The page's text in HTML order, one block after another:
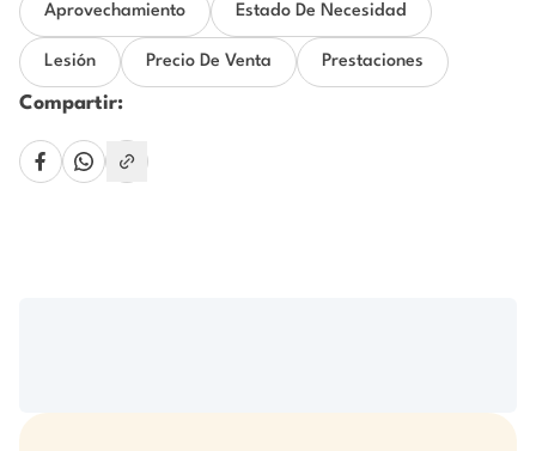
Aprovechamiento Estado De Necesidad
Lesión Precio De Venta Prestaciones
Compartir: